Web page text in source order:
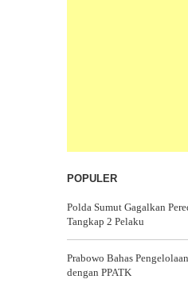
POPULER
Polda Sumut Gagalkan
Tangkap 2 Pelaku
Prabowo Bahas
dengan PPATK